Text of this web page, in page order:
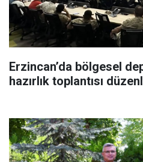
Erzincan’da bölgesel
hazırlık toplantısı